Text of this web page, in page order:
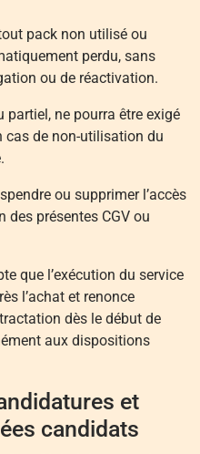
pack non utilisé ou
perdu, sans
ou de réactivation.
ne pourra être exigé
cas de non-utilisation du
ou supprimer l’accès
des présentes CGV ou
que l’exécution du service
l’achat et renonce
dès le début de
aux dispositions
et
candidats